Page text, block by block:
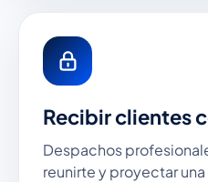
Recibir clientes
Despachos
reunirte y proyectar